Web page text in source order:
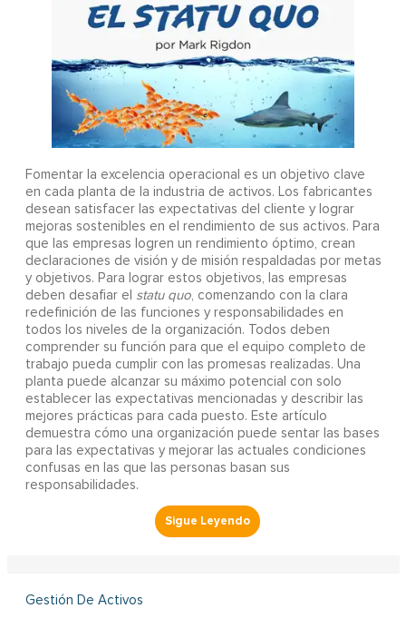
Fomentar la excelencia operacional es un objetivo clave
en cada planta de la industria de activos. Los fabricantes
desean satisfacer las expectativas del cliente y lograr
mejoras sostenibles en el rendimiento de sus activos. Para
que las empresas logren un rendimiento óptimo, crean
declaraciones de visión y de misión respaldadas por metas
y objetivos. Para lograr estos objetivos, las empresas
deben desafiar el statu quo, comenzando con la clara
redefinición de las funciones y responsabilidades en
todos los niveles de la organización. Todos deben
comprender su función para que el equipo completo de
trabajo pueda cumplir con las promesas realizadas. Una
planta puede alcanzar su máximo potencial con solo
establecer las expectativas mencionadas y describir las
mejores prácticas para cada puesto. Este artículo
demuestra cómo una organización puede sentar las bases
para las expectativas y mejorar las actuales condiciones
confusas en las que las personas basan sus
responsabilidades.
Gestión De Activos